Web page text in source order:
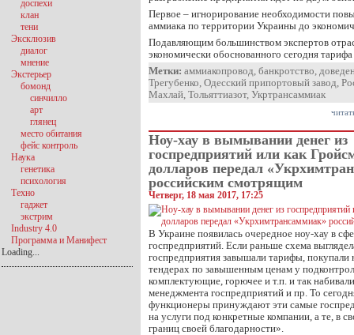
Первое – игнорирование необходимости
аммиака по территории Украины до
Подавляющим большинством экспертов
экономически обоснованного сегодня
Метки: аммиакопровод, банкротство,
Трегубенко, Одесский припортовый завод,
Махлай, Тольяттиазот, Укртрансаммиак
Ноу-хау в вымывании денег из
госпредприятий или как
долларов передал
российским смотрящим
Четверг, 18 мая 2017, 17:25
В Украине появилась очередное ноу-хау в
госпредприятий. Если раньше схема
госпредприятия завышали тарифы, покупали
тендерах по завышенным ценам у
комплектующие, горючее и т.п. и так
менеджмента госпредприятий и пр. То
функционеры принуждают эти самые
на услуги под конкретные компании, а те, в
границ своей благодарности».
доспехи
клан
тени
Эксклюзив
диалог
мнение
Экстерьер
бомонд
синчилло
арт
глянец
место обитания
фейс контроль
Наука
генетика
психология
Техно
гаджет
экстрим
Industry 4.0
Программа и Манифест
Loading...